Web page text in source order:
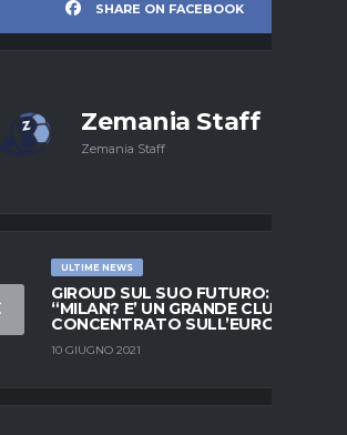
SHARE ON FACEBOOK
Zemania Staff
Zemania Staff
ULTIME NEWS
GIROUD SUL SUO FUTURO:
“MILAN? E’ UN GRANDE CLUB.
CONCENTRATO SULL’EUROPEO”
10 GIUGNO 2021